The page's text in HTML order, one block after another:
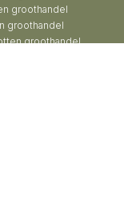
groothandel
groothandel
groothandel